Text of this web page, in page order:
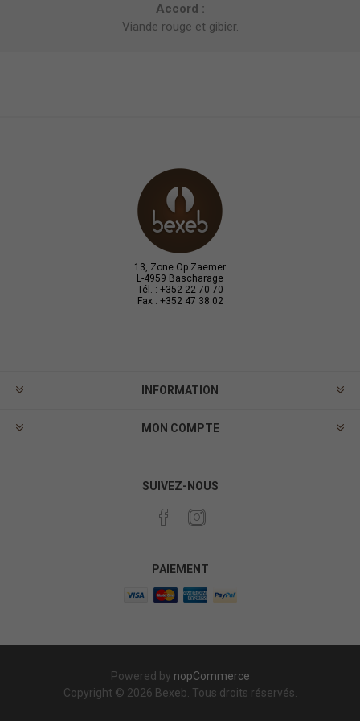
Accord :
Viande rouge et gibier.
13, Zone Op Zaemer
L-4959 Bascharage
Tél. : +352 22 70 70
Fax : +352 47 38 02
INFORMATION
MON COMPTE
SUIVEZ-NOUS
PAIEMENT
Powered by nopCommerce
Copyright © 2026 Bexeb. Tous droits réservés.